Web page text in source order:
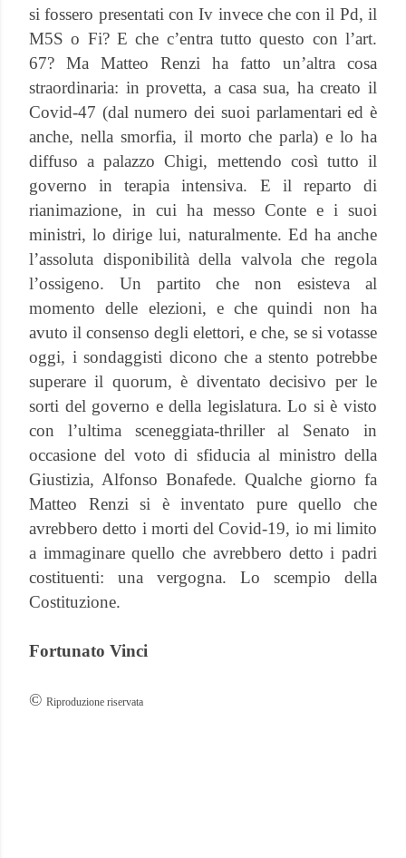
si fossero presentati con Iv invece che con il Pd, il
M5S o Fi? E che c’entra tutto questo con l’art.
67? Ma Matteo Renzi ha fatto un’altra cosa
straordinaria: in provetta, a casa sua, ha creato il
Covid-47 (dal numero dei suoi parlamentari ed è
anche, nella smorfia, il morto che parla) e lo ha
diffuso a palazzo Chigi, mettendo così tutto il
governo in terapia intensiva. E il reparto di
rianimazione, in cui ha messo Conte e i suoi
ministri, lo dirige lui, naturalmente. Ed ha anche
l’assoluta disponibilità della valvola che regola
l’ossigeno. Un partito che non esisteva al
momento delle elezioni, e che quindi non ha
avuto il consenso degli elettori, e che, se si votasse
oggi, i sondaggisti dicono che a stento potrebbe
superare il quorum, è diventato decisivo per le
sorti del governo e della legislatura. Lo si è visto
con l’ultima sceneggiata-thriller al Senato in
occasione del voto di sfiducia al ministro della
Giustizia, Alfonso Bonafede. Qualche giorno fa
Matteo Renzi si è inventato pure quello che
avrebbero detto i morti del Covid-19, io mi limito
a immaginare quello che avrebbero detto i padri
costituenti: una vergogna. Lo scempio della
Costituzione.
Fortunato Vinci
© Riproduzione riservata